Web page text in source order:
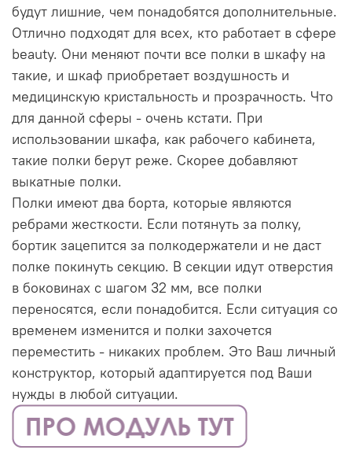
будут лишние, чем понадобятся дополнительные.
Отлично подходят для всех, кто работает в сфере
beauty. Они меняют почти все полки в шкафу на
такие, и шкаф приобретает воздушность и
медицинскую кристальность и прозрачность. Что
для данной сферы - очень кстати. При
использовании шкафа, как рабочего кабинета,
такие полки берут реже. Скорее добавляют
выкатные полки.
Полки имеют два борта, которые являются
ребрами жесткости. Если потянуть за полку,
бортик зацепится за полкодержатели и не даст
полке покинуть секцию. В секции идут отверстия
в боковинах с шагом 32 мм, все полки
переносятся, если понадобится. Если ситуация со
временем изменится и полки захочется
переместить - никаких проблем. Это Ваш личный
конструктор, который адаптируется под Ваши
нужды в любой ситуации.